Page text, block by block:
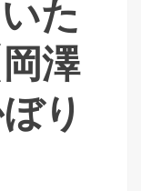
た
澤
り